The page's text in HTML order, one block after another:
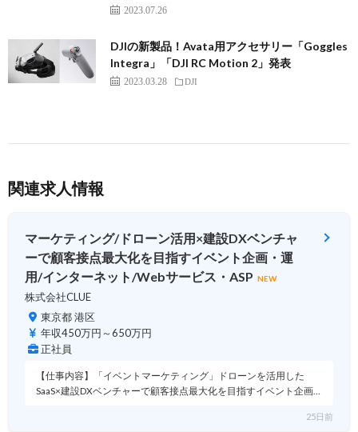
2023.07.26
DJIの新製品！Avata用アクセサリー「Goggles
Integra」「DJI RC Motion 2」発表
2023.03.28 DJI
関連求人情報
マーケティング/ドローン活用×建設DXベンチャ
ーで顧客接点最大化を目指すイベント企画・運
用/インターネット/Webサービス・ASP NEW
株式会社CLUE
東京都 港区
年収450万円～650万円
正社員
【仕事内容】「イベントマーケティング」ドローンを活用した
SaaS×建設DXベンチャーで顧客接点最大化を目指すイベント企画…
25日前